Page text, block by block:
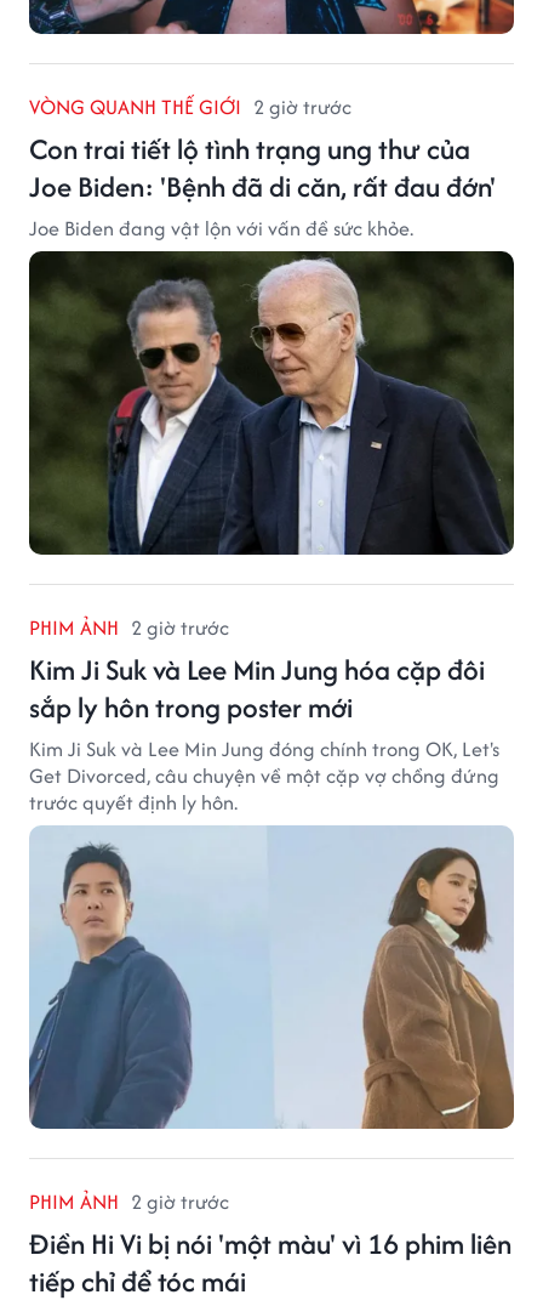
VÒNG QUANH THẾ GIỚI 2 giờ trước
Con trai tiết lộ tình trạng ung thư của
Joe Biden: 'Bệnh đã di căn, rất đau đớn'
Joe Biden đang vật lộn với vấn đề sức khỏe.
PHIM ẢNH 2 giờ trước
Kim Ji Suk và Lee Min Jung hóa cặp đôi
sắp ly hôn trong poster mới
Kim Ji Suk và Lee Min Jung đóng chính trong OK, Let's
Get Divorced, câu chuyện về một cặp vợ chồng đứng
trước quyết định ly hôn.
PHIM ẢNH 2 giờ trước
Điền Hi Vi bị nói 'một màu' vì 16 phim liên
tiếp chỉ để tóc mái